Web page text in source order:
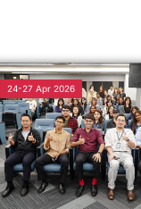
24-27 Apr 2026